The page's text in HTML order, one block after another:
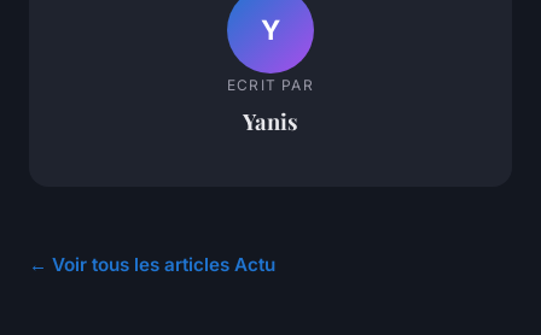
Y
ECRIT PAR
Yanis
← Voir tous les articles Actu